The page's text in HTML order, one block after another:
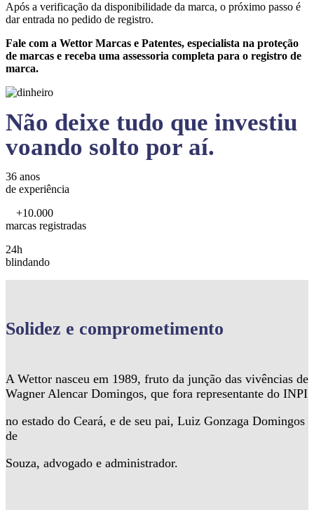
Após a verificação da disponibilidade da marca, o próximo passo é
dar entrada no pedido de registro.
Fale com a Wettor Marcas e Patentes, especialista na proteção
de marcas e receba uma assessoria completa para o registro de
marca.
Não deixe tudo que investiu
voando solto por aí.
36 anos
de experiência
+10.000
marcas registradas
24h
blindando
Solidez e comprometimento
A Wettor nasceu em 1989, fruto da junção das vivências de
Wagner Alencar Domingos, que fora representante do INPI
no estado do Ceará, e de seu pai, Luiz Gonzaga Domingos
de
Souza, advogado e administrador.